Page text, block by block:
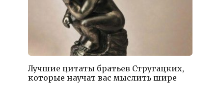
Лучшие цитаты братьев Стругацких,
которые научат вас мыслить шире